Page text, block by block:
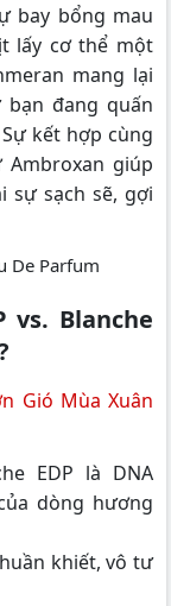
bay bổng mau
lấy cơ thể một
mang lại
đang quấn
kết hợp cùng
giúp
sự sạch sẽ, gợi
vs. Blanche
Gió Mùa Xuân
EDP là DNA
dòng hương
khiết, vô tư